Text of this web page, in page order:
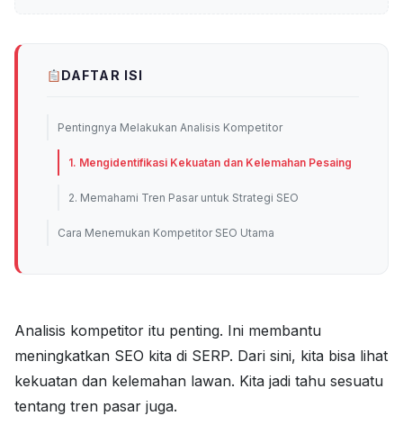
DAFTAR ISI
Pentingnya Melakukan Analisis Kompetitor
1. Mengidentifikasi Kekuatan dan Kelemahan Pesaing
2. Memahami Tren Pasar untuk Strategi SEO
Cara Menemukan Kompetitor SEO Utama
Analisis kompetitor itu penting. Ini membantu
meningkatkan SEO kita di SERP. Dari sini, kita bisa lihat
kekuatan dan kelemahan lawan. Kita jadi tahu sesuatu
tentang tren pasar juga.